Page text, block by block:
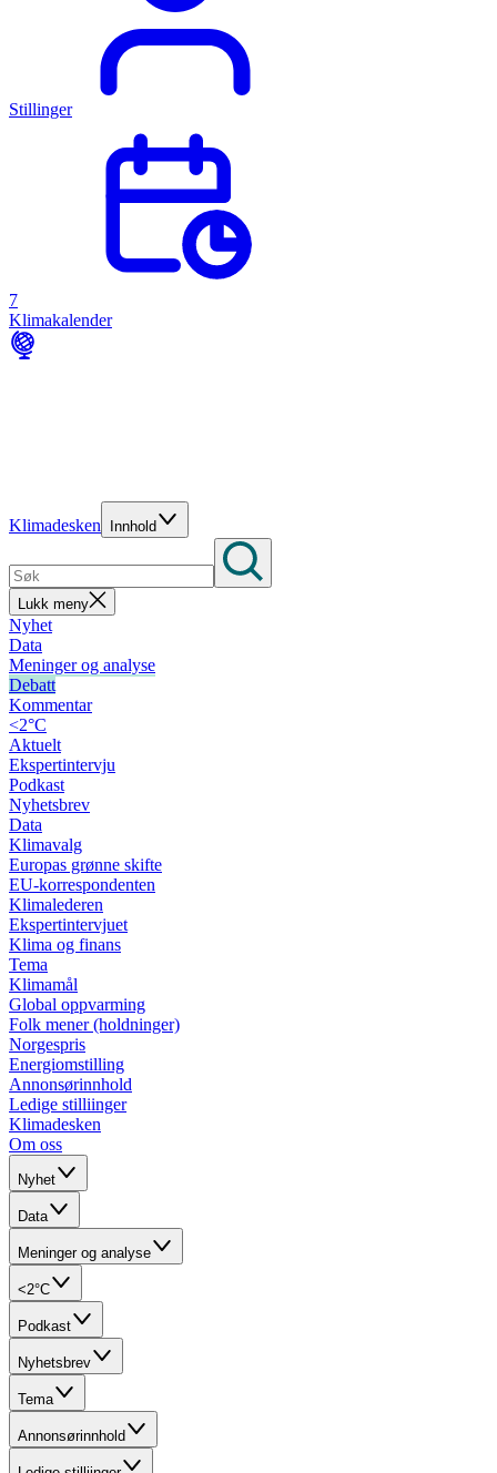
Stillinger
7
Klimakalender
Klimadesken Innhold
Lukk meny
Nyhet
Data
Meninger og analyse
Debatt
Kommentar
<2°C
Aktuelt
Ekspertintervju
Podkast
Nyhetsbrev
Data
Klimavalg
Europas grønne skifte
EU-korrespondenten
Klimalederen
Ekspertintervjuet
Klima og finans
Tema
Klimamål
Global oppvarming
Folk mener (holdninger)
Norgespris
Energiomstilling
Annonsørinnhold
Ledige stilliinger
Klimadesken
Om oss
Nyhet
Data
Meninger og analyse
<2°C
Podkast
Nyhetsbrev
Tema
Annonsørinnhold